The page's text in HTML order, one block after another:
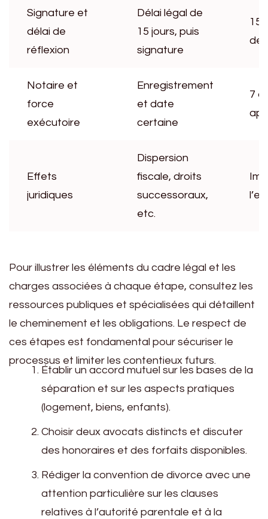
Signature et
délai de
réflexion
Délai légal de
15 jours, puis
signature
15
de
Notaire et
force
exécutoire
Enregistrement
et date
certaine
7 à
Effets
juridiques
Dispersion
fiscale, droits
successoraux,
etc.
Pour illustrer les éléments du cadre légal et les
charges associées à chaque étape, consultez les
ressources publiques et spécialisées qui détaillent
le cheminement et les obligations. Le respect de
ces étapes est fondamental pour sécuriser le
processus et limiter les contentieux futurs.
Établir un accord mutuel sur les bases de la
séparation et sur les aspects pratiques
(logement, biens, enfants).
Choisir deux avocats distincts et discuter
des honoraires et des forfaits disponibles.
Rédiger la convention de divorce avec une
attention particulière sur les clauses
relatives à l’autorité parentale et à la